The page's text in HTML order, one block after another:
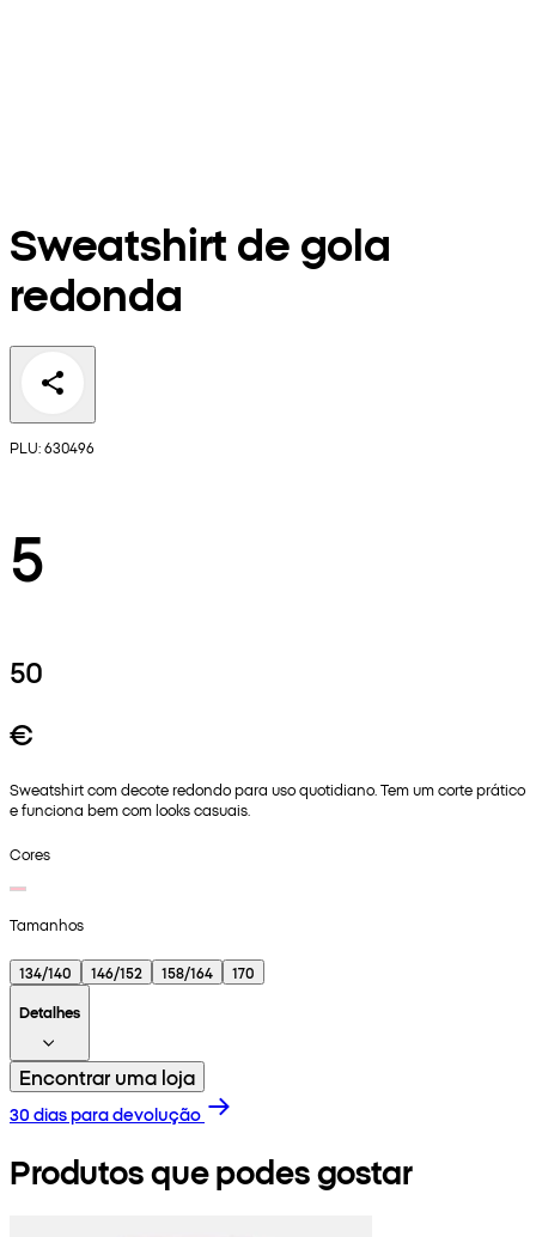
Sweatshirt de gola
redonda
PLU: 630496
5
50
€
Sweatshirt com decote redondo para uso quotidiano. Tem um corte prático
e funciona bem com looks casuais.
Cores
Tamanhos
134/140 146/152 158/164
170
Detalhes
Encontrar uma loja
30 dias para devolução
Produtos que podes gostar